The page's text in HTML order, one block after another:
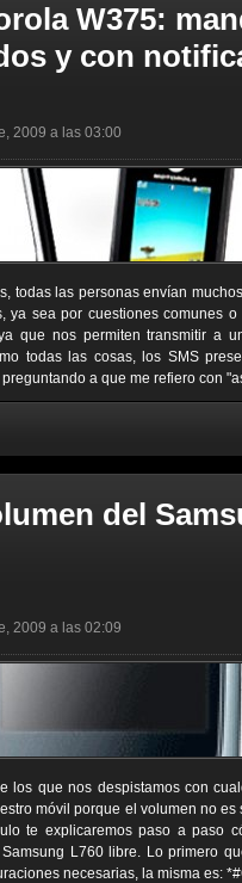
W375:
y con
2009 a las 03:00
todas las personas envían
ya sea por cuestiones comunes
que nos permiten transmitir a
todas las cosas, los SMS
a que me refiero con
del
2009 a las 02:09
los que nos despistamos con
móvil porque el volumen no
te explicaremos paso a paso
L760 libre. Lo primero
necesarias, la misma es: